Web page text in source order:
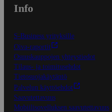
Info
S-Business yrityksille
Oiva-raportit
Osuuskauppojen yhteystiedot
Tilaus- ja toimitusehdot
Tietosuojakäytäntö
Palvelun käyttöehdot
Saavutettavuus
Mobiilisovelluksen saavutettavuus